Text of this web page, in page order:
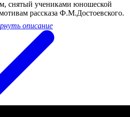
снятый учениками юношеской
рассказа Ф.М.Достоевского.
описание